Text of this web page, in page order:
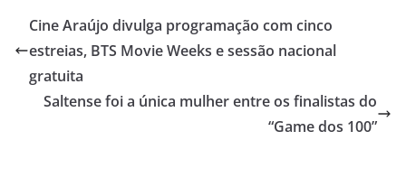
b
o
k
s
p
e
I
g
a
Cine Araújo divulga programação com cinco
estreias, BTS Movie Weeks e sessão nacional
gratuita
Saltense foi a única mulher entre os finalistas do
“Game dos 100”